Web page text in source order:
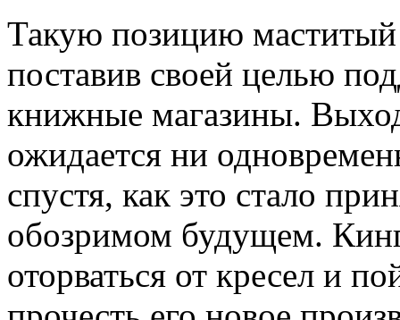
Такую позицию маститый
поставив своей целью
книжные магазины.
ожидается ни
спустя, как это стало
обозримом будущем.
оторваться от кресел и